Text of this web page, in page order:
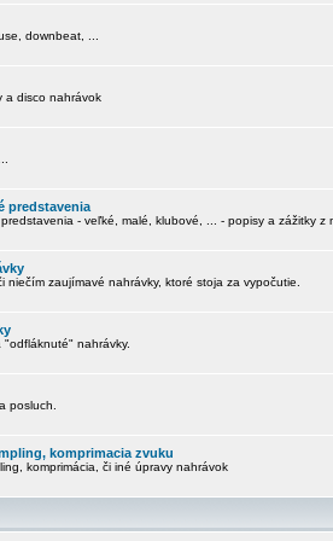
downbeat, ...
a disco nahrávok
predstavenia
- veľké, malé, klubové, ... - popisy a zážitky z
niečím zaujímavé nahrávky, ktoré stoja za vypočutie.
nahrávky.
posluch.
komprimacia zvuku
komprimácia, či iné úpravy nahrávok